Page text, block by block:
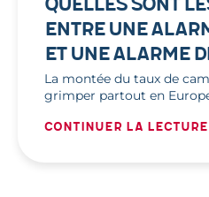
QUELLES SONT
ENTRE UNE
ET UNE ALARME
La montée du taux de
grimper partout en
Continuer la lecture